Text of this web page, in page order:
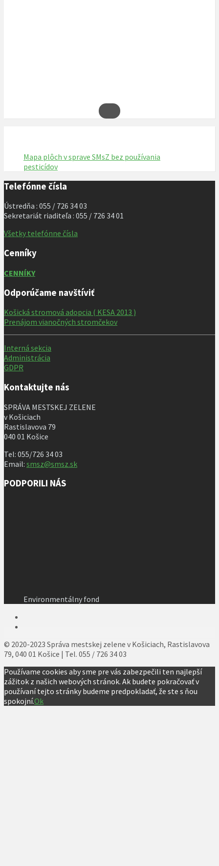
Mapa plôch v sprave SMsZ bez používania
pesticídov
Telefónne čísla
Ústredňa : 055 / 726 34 03
Sekretariát riaditeľa : 055 / 726 34 01
Všetky telefónne čísla
Cenníky
CENNÍKY
Odporúčame navštíviť
Košická stromová adopcia ( KESA 2013 )
Prenájom vianočných stromčekov
Interná sekcia
Administrácia
GDPR
Kontaktujte nás
SPRÁVA MESTSKEJ ZELENE
v Košiciach
Rastislavova 79
040 01 Košice
Tel: 055/726 34 03
Email: smsz@smsz.sk
PODPORILI NÁS
Environmentálny fond
© 2020-2023 Správa mestskej zelene v Košiciach, Rastislavova
79, 040 01 Košice | Tel. 055 / 726 34 03
Používame cookies aby sme pre vás zabezpečili ten najlepší
zážitok z našich webových stránok. Ak budete pokračovať v
používaní tejto stránky budeme predpokladať, že ste s ňou
spokojní.Ok